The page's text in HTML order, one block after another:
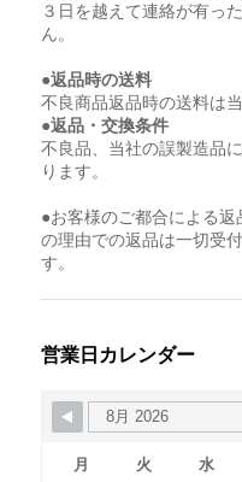
３日を越えて連絡が有っ
ん。
●返品時の送料
不良商品返品時の送料は
●返品・交換条件
不良品、当社の誤製造品
ります。
●お客様のご都合による
の理由での返品は一切受
す。
営業日カレンダー
月 火 水